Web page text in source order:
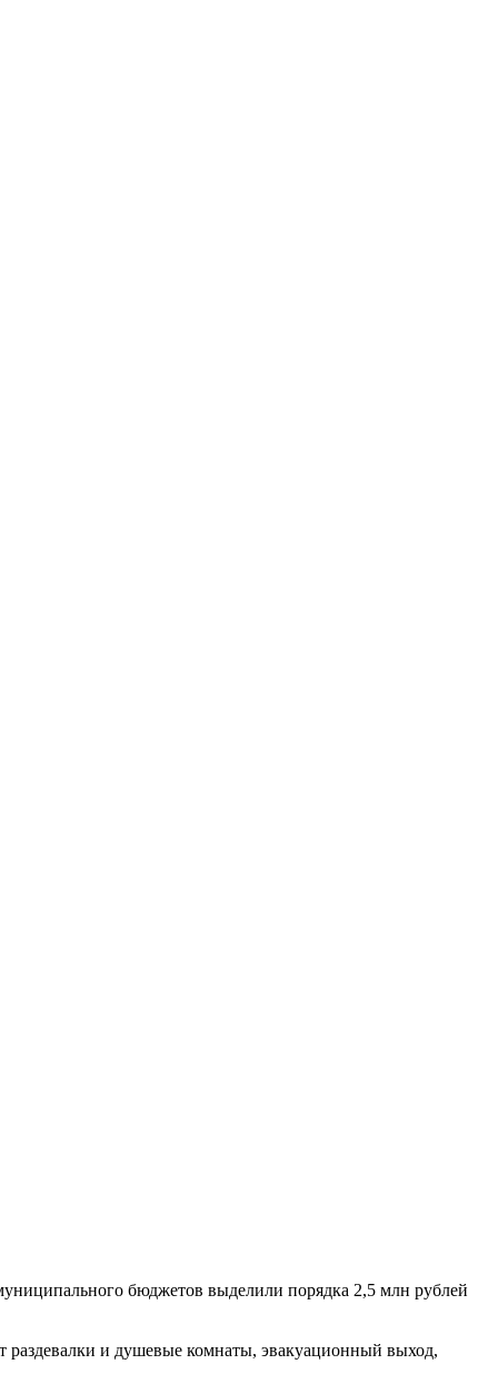
бюджетов выделили порядка 2,5 млн рублей
раздевалки и душевые комнаты, эвакуационный выход,